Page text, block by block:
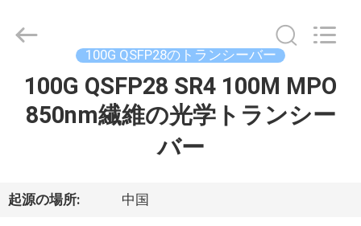
ダ
Shenzhen
Fivision
Reserved.
Developed
100G QSFP28のトランシーバー
100G QSFP28 SR4 100M MPO
850nm繊維の光学トランシー
バー
起源の場所: 中国